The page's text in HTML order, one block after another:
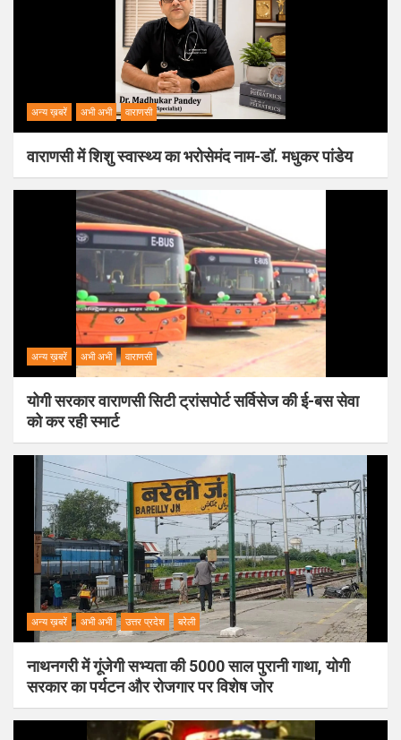
अन्य ख़बरें अभी अभी वाराणसी
वाराणसी में शिशु स्वास्थ्य का भरोसेमंद नाम-डॉ. मधुकर पांडेय
अन्य ख़बरें अभी अभी वाराणसी
योगी सरकार वाराणसी सिटी ट्रांसपोर्ट सर्विसेज की ई-बस सेवा
को कर रही स्मार्ट
अन्य ख़बरें अभी अभी उत्तर प्रदेश बरेली
नाथनगरी में गूंजेगी सभ्यता की 5000 साल पुरानी गाथा, योगी
सरकार का पर्यटन और रोजगार पर विशेष जोर